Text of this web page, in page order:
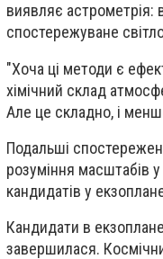
виявляє астрометрія:
спостережуване
"Хоча ці методи є
хімічний склад
Але це складно, і
Подальші
розуміння масштабів
кандидатів у
Кандидати в
завершилася.